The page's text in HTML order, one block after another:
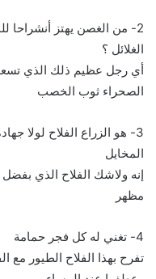
2- من الغصن يهتز
الغلائل ؟
أي رجل عظيم ذلك الذي تسعد
الصحراء ثوب الخصب
3- هو الزراع الفلاح
المخايل
إنه ولاشك الفلاح الذي
مظهر
4- تغني له كل فجر حمامة وتحنو عليه دوحه في الأصائل
تفرح بهذا الفلاح الطيور مع